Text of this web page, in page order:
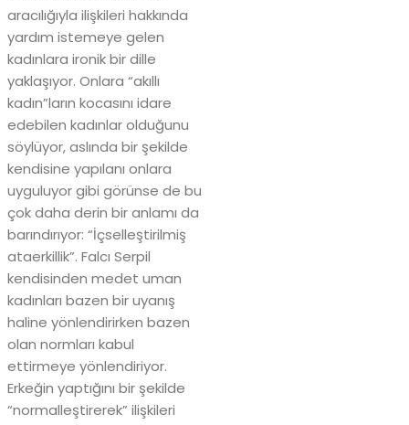
aracılığıyla ilişkileri hakkında
yardım istemeye gelen
kadınlara ironik bir dille
yaklaşıyor. Onlara “akıllı
kadın”ların kocasını idare
edebilen kadınlar olduğunu
söylüyor, aslında bir şekilde
kendisine yapılanı onlara
uyguluyor gibi görünse de bu
çok daha derin bir anlamı da
barındırıyor: “İçselleştirilmiş
ataerkillik”. Falcı Serpil
kendisinden medet uman
kadınları bazen bir uyanış
haline yönlendirirken bazen
olan normları kabul
ettirmeye yönlendiriyor.
Erkeğin yaptığını bir şekilde
“normalleştirerek” ilişkileri